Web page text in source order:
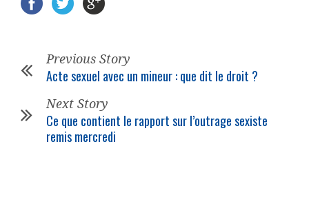
Previous Story
Acte sexuel avec un mineur : que dit le droit ?
Next Story
Ce que contient le rapport sur l’outrage sexiste
remis mercredi